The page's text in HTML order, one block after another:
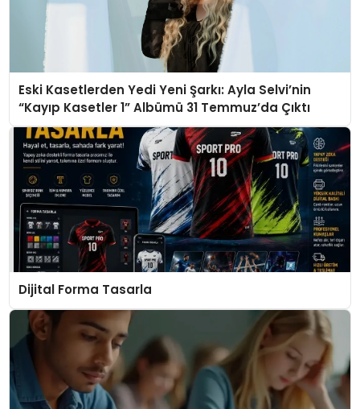
Eski Kasetlerden Yedi Yeni Şarkı: Ayla Selvi’nin
“Kayıp Kasetler 1” Albümü 31 Temmuz’da Çıktı
Dijital Forma Tasarla